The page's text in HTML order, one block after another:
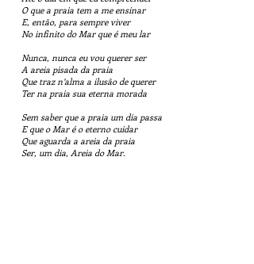
O que a praia tem a me ensinar
E, então, para sempre viver
No infinito do Mar que é meu lar
Nunca, nunca eu vou querer ser
A areia pisada da praia
Que traz n’alma a ilusão de querer
Ter na praia sua eterna morada
Sem saber que a praia um dia passa
E que o Mar é o eterno cuidar
Que aguarda a areia da praia
Ser, um dia, Areia do Mar.